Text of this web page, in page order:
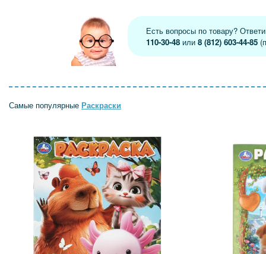
Есть вопросы по товару?
110-30-48 или8 (812) 603-44-85
Самые популярные Раскраски